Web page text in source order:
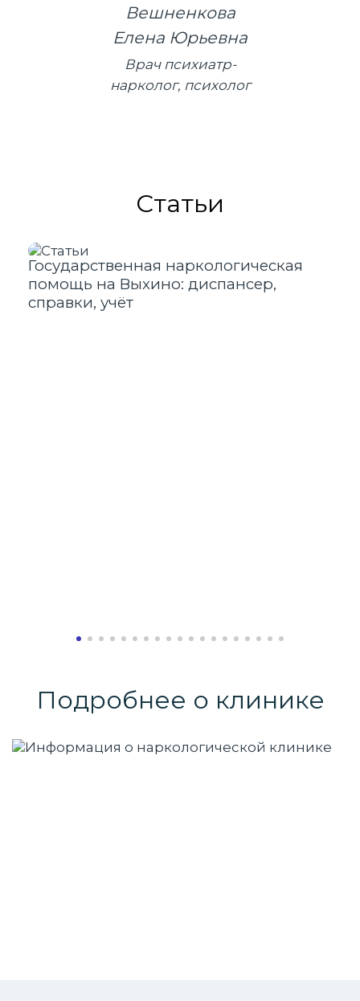
Вешненкова
Елена Юрьевна
Врач психиатр-
нарколог, психолог
Статьи
Государственная наркологическая
помощь на Выхино: диспансер,
справки, учёт
Подробнее о клинике